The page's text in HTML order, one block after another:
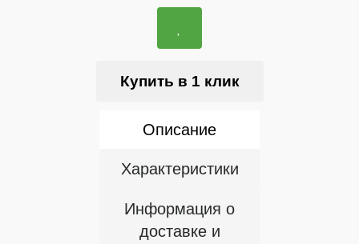
Купить в 1 клик
Описание
Характеристики
Информация о
доставке и